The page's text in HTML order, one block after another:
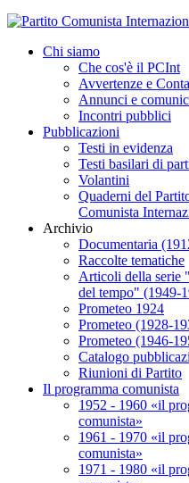
Chi siamo
Che cos'è il PCInt
Avvertenze e
Annunci e
Incontri pubblici
Pubblicazioni
Testi in evidenza
Testi basilari di
Volantini
Quaderni del
Comunista
Archivio
Documentaria
Raccolte tematiche
Articoli della serie
del tempo" (1949-
Prometeo 1924
Prometeo (1928-
Prometeo (1946-
Catalogo
Riunioni di Partito
Il programma comunista
1952 - 1960 «il
comunista»
1961 - 1970 «il
comunista»
1971 - 1980 «il